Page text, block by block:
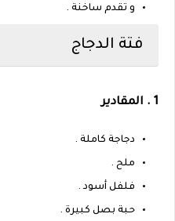
و تقدم ساخنة .
فتة الدجاج
1 . المقادير
دجاجة كاملة .
ملح .
فلفل أسود .
حبة بصل كبيرة .